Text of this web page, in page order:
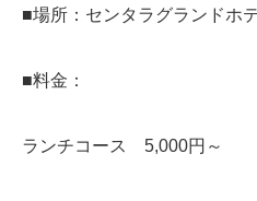
■場所：センタラグランドホ
■料金：
ランチコース 5,000円～